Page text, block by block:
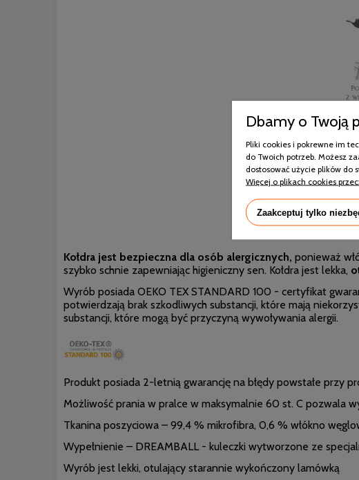
AMZ Kołdra
Kołdra jest bezpieczna dla osób alergicznych, ponieważ
szybko schnie zapewniając higieniczny sen. Kołdra jest lekka,
Wyrób posiada OEKO TEX STANDARD 100 - certyfikat
potwierdzają brak szkodliwych substancji, które mają
substancji, które mogą być przyczyną wywoływania alergii.
Produkt posiada 2-letnią gwarancję na błędy powstałe przy
Możliwość prania w pralce w maksymalnie 60 st. C pozwala
Tkanina poszyciowa – 99,4 % mikrofibra, 0,6 % włókno
Wypełnienie – DREAMBALL - kuleczki wytworzone ze
Wyrób jest lekki, otulający starannie wykończony lamówką
Dbamy o Twoją
Pliki cookies i pokrewne im
do Twoich potrzeb. Możesz
dostosować użycie plików do
Więcej o plikach cookies
Zaakceptuj tylko